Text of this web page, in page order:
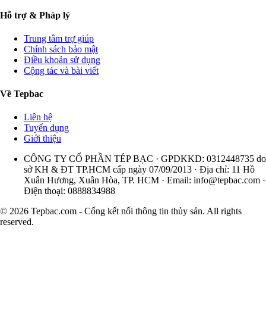
Hỗ trợ & Pháp lý
Trung tâm trợ giúp
Chính sách bảo mật
Điều khoản sử dụng
Cộng tác và bài viết
Về Tepbac
Liên hệ
Tuyển dụng
Giới thiệu
CÔNG TY CỔ PHẦN TÉP BẠC · GPDKKD: 0312448735 do
sở KH & ĐT TP.HCM cấp ngày 07/09/2013 · Địa chỉ: 11 Hồ
Xuân Hương, Xuân Hòa, TP. HCM · Email: info@tepbac.com ·
Điện thoại: 0888834988
© 2026 Tepbac.com - Cổng kết nối thông tin thủy sản. All rights
reserved.